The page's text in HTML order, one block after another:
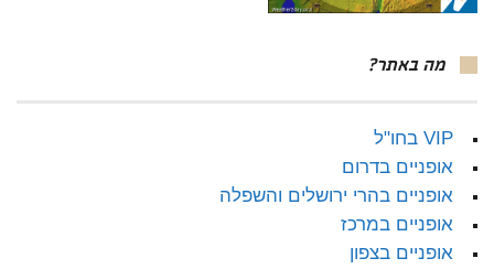
מה באתר?
VIP בחו"ל
אופניים בדרום
אופניים בהרי ירושלים והשפלה
אופניים במרכז
אופניים בצפון